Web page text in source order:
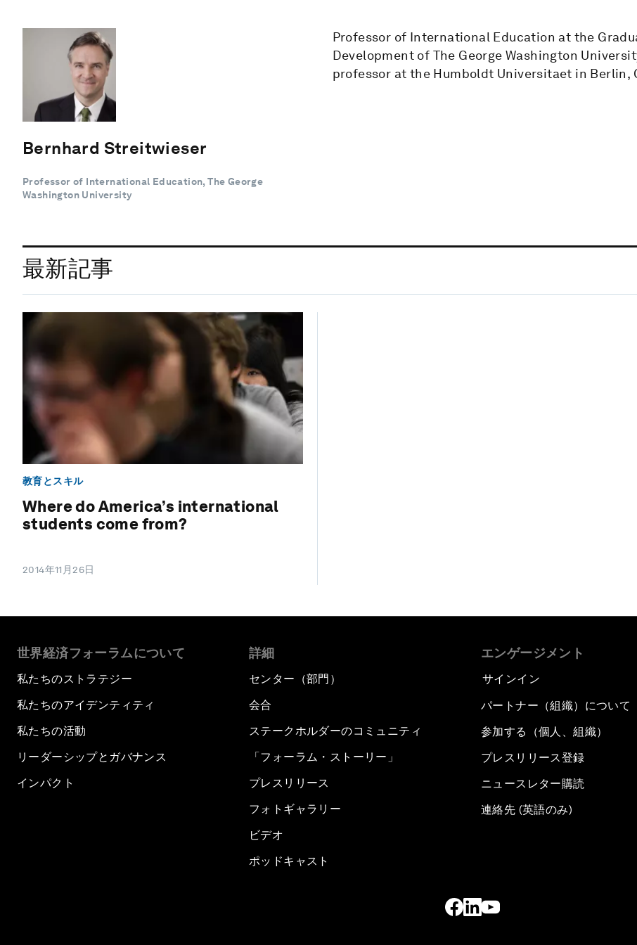
Bernhard Streitwieser
Professor of International Education, The George
Washington University
Professor of International Education at the
Development of The George Washington
professor at the Humboldt Universitaet in Berlin,
最新記事
教育とスキル
Where do America’s international
students come from?
2014年11月26日
世界経済フォーラムについて
私たちのストラテジー
私たちのアイデンティティ
私たちの活動
リーダーシップとガバナンス
インパクト
詳細
センター（部門）
会合
ステークホルダーのコミュニティ
「フォーラム・ストーリー」
プレスリリース
フォトギャラリー
ビデオ
ポッドキャスト
エンゲージメント
サインイン
パートナー（組織）について
参加する（個人、組織）
プレスリリース登録
ニュースレター購読
連絡先 (英語のみ)